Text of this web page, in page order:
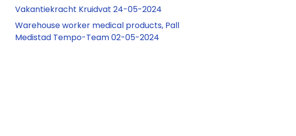
Vakantiekracht Kruidvat 24-05-2024
Warehouse worker medical products, Pall
Medistad Tempo-Team 02-05-2024